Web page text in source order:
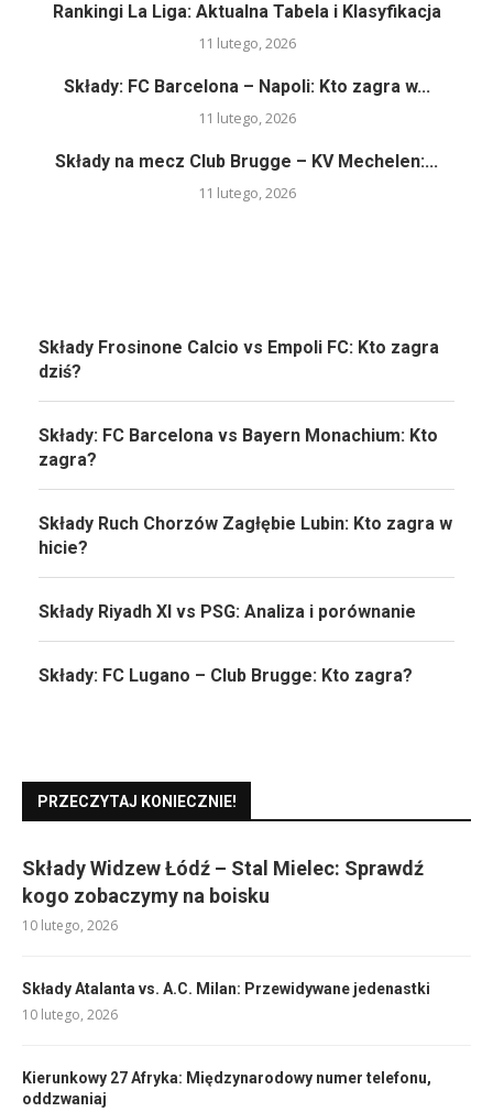
Rankingi La Liga: Aktualna Tabela i Klasyfikacja
11 lutego, 2026
Składy: FC Barcelona – Napoli: Kto zagra w...
11 lutego, 2026
Składy na mecz Club Brugge – KV Mechelen:...
11 lutego, 2026
Składy Frosinone Calcio vs Empoli FC: Kto zagra
dziś?
Składy: FC Barcelona vs Bayern Monachium: Kto
zagra?
Składy Ruch Chorzów Zagłębie Lubin: Kto zagra w
hicie?
Składy Riyadh XI vs PSG: Analiza i porównanie
Składy: FC Lugano – Club Brugge: Kto zagra?
PRZECZYTAJ KONIECZNIE!
Składy Widzew Łódź – Stal Mielec: Sprawdź
kogo zobaczymy na boisku
10 lutego, 2026
Składy Atalanta vs. A.C. Milan: Przewidywane jedenastki
10 lutego, 2026
Kierunkowy 27 Afryka: Międzynarodowy numer telefonu,
oddzwaniaj